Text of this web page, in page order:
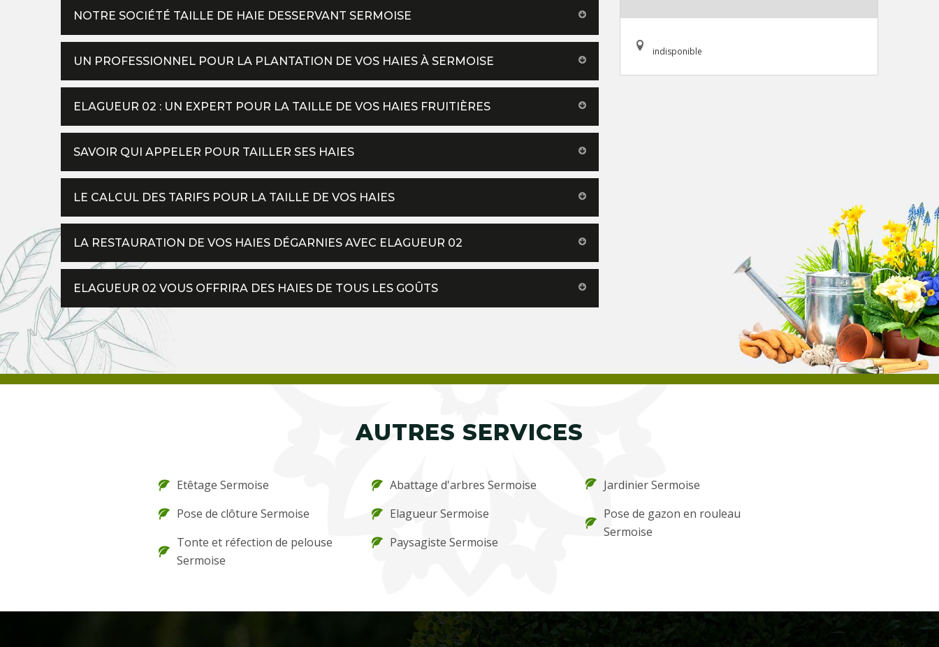
NOTRE SOCIÉTÉ TAILLE DE HAIE DESSERVANT SERMOISE
UN PROFESSIONNEL POUR LA PLANTATION DE VOS HAIES À SERMOISE
ELAGUEUR 02 : UN EXPERT POUR LA TAILLE DE VOS HAIES FRUITIÈRES
SAVOIR QUI APPELER POUR TAILLER SES HAIES
LE CALCUL DES TARIFS POUR LA TAILLE DE VOS HAIES
LA RESTAURATION DE VOS HAIES DÉGARNIES AVEC ELAGUEUR 02
ELAGUEUR 02 VOUS OFFRIRA DES HAIES DE TOUS LES GOÛTS
indisponible
AUTRES SERVICES
Etêtage Sermoise
Pose de clôture Sermoise
Tonte et réfection de pelouse
Sermoise
Abattage d'arbres Sermoise
Elagueur Sermoise
Paysagiste Sermoise
Jardinier Sermoise
Pose de gazon en rouleau
Sermoise